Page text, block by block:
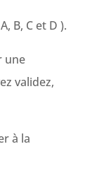
B, C et D ).
une
validez,
à la